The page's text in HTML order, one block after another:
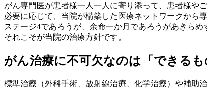
がん専門医が患者様一人一人に寄り添って、患者様や
必要に応じて、当院が構築した医療ネットワークから
ステージ4であろうが、余命一か月であろうがあきらめ
それこそが当院の治療方針です。
がん治療に不可欠なのは「できる
標準治療（外科手術、放射線治療、化学治療）や補助